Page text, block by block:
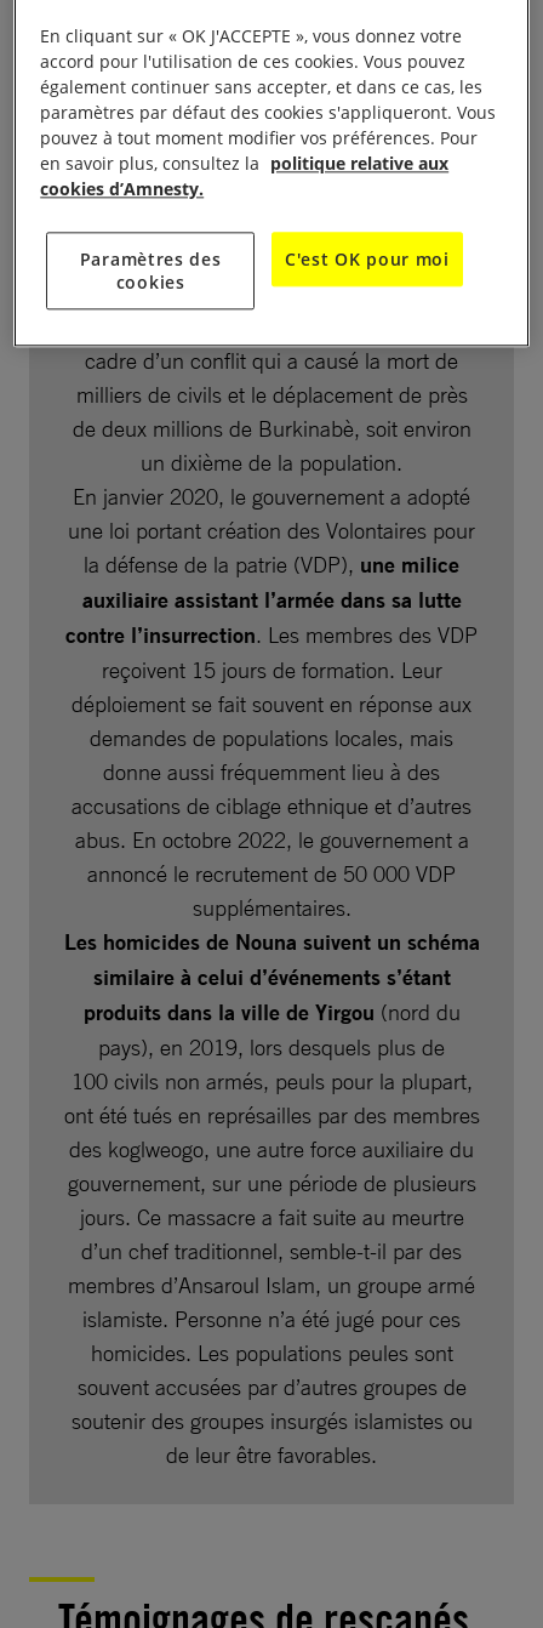
31 décembre. D’autres corps criblés de balles ont
été retrouvés et inhumés les jours suivants.
Les milices du
gouvernement burkinabé
Burkina Faso
est aux prises avec une
cadre d’un conflit qui a causé la mort de
milliers de civils et le déplacement de près
de deux millions de Burkinabè, soit environ
un dixième de la population.
En janvier 2020, le gouvernement a adopté
une loi portant création des Volontaires pour
la défense de la patrie (VDP), une milice
auxiliaire assistant l’armée dans sa lutte
contre l’insurrection. Les membres des VDP
reçoivent 15 jours de formation. Leur
déploiement se fait souvent en réponse aux
demandes de populations locales, mais
donne aussi fréquemment lieu à des
accusations de ciblage ethnique et d’autres
abus. En octobre 2022, le gouvernement a
annoncé le recrutement de 50 000 VDP
supplémentaires.
Les homicides de Nouna suivent un schéma
similaire à celui d’événements s’étant
produits dans la ville de Yirgou (nord du
pays), en 2019, lors desquels plus de
100 civils non armés, peuls pour la plupart,
ont été tués en représailles par des membres
des koglweogo, une autre force auxiliaire du
gouvernement, sur une période de plusieurs
jours. Ce massacre a fait suite au meurtre
d’un chef traditionnel, semble-t-il par des
membres d’Ansaroul Islam, un groupe armé
islamiste. Personne n’a été jugé pour ces
homicides. Les populations peules sont
souvent accusées par d’autres groupes de
soutenir des groupes insurgés islamistes ou
de leur être favorables.
En cliquant sur « OK J'ACCEPTE », vous donnez votre
accord pour l'utilisation de ces cookies. Vous pouvez
également continuer sans accepter, et dans ce cas, les
paramètres par défaut des cookies s'appliqueront. Vous
pouvez à tout moment modifier vos préférences. Pour
en savoir plus, consultez la politique relative aux
cookies d’Amnesty.
Paramètres des
cookies
C'est OK pour moi